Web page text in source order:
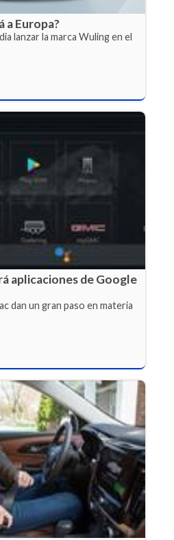
a Europa?
lanzar la marca Wuling en el
aplicaciones de Google
dan un gran paso en materia